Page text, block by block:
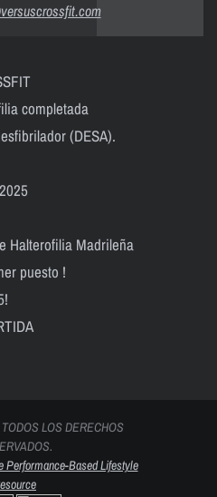
completada
(DESA).
Halterofilia Madrileña
puesto !
LOS DERECHOS